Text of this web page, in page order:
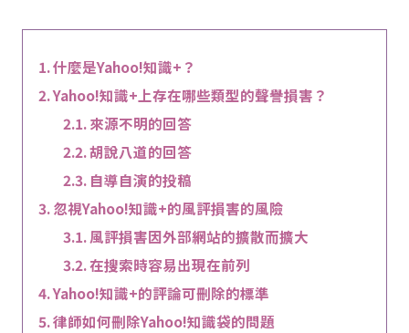
什麼是Yahoo!知識+？
Yahoo!知識+上存在哪些類型的聲譽損害？
來源不明的回答
胡說八道的回答
自導自演的投稿
忽視Yahoo!知識+的風評損害的風險
風評損害因外部網站的擴散而擴大
在搜索時容易出現在前列
Yahoo!知識+的評論可刪除的標準
律師如何刪除Yahoo!知識袋的問題